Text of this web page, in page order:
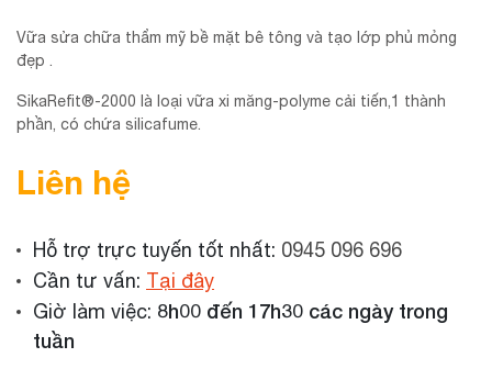
Vữa sửa chữa thẩm mỹ bề mặt bê tông và tạo lớp phủ mỏng
đẹp .
SikaRefit®-2000 là loại vữa xi măng-polyme cải tiến,1 thành
phần, có chứa silicafume.
Liên hệ
Hỗ trợ trực tuyến tốt nhất: 0945 096 696
Cần tư vấn: Tại đây
Giờ làm việc: 8h00 đến 17h30 các ngày trong
tuần